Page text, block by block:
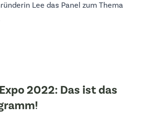
Lee das Panel zum Thema
2022: Das ist das